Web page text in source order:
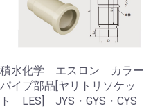
積水化学 エスロン カラー
パイプ部品[ヤリトリソケッ
ト LES] JYS・GYS・CYS